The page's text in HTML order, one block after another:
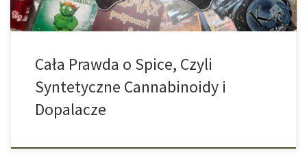
Cała Prawda o Spice, Czyli
Syntetyczne Cannabinoidy i
Dopalacze